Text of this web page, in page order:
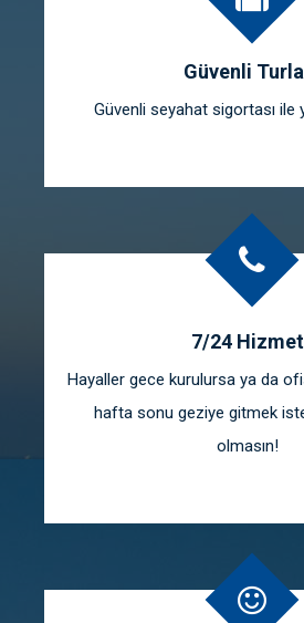
Güvenli
Güvenli seyahat sigortası ile
7/24 Hizmet
Hayaller gece kurulursa ya da
hafta sonu geziye gitmek
olmasın!